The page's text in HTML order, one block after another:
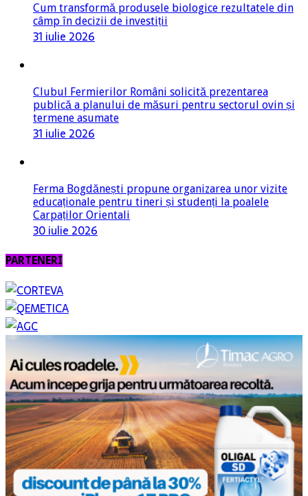
Cum transformă produsele biologice rezultatele din
câmp în decizii de investiții
31 iulie 2026
Clubul Fermierilor Români solicită prezentarea
publică a planului de măsuri pentru sectorul ovin și
termene asumate
31 iulie 2026
Ferma Bogdănești propune organizarea unor vizite
educaționale pentru tineri și studenți la poalele
Carpaților Orientali
30 iulie 2026
PARTENERI